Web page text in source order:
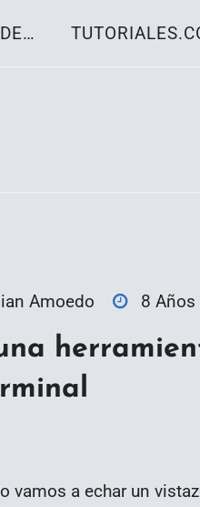
Amoedo 8 Años
vamos a echar un